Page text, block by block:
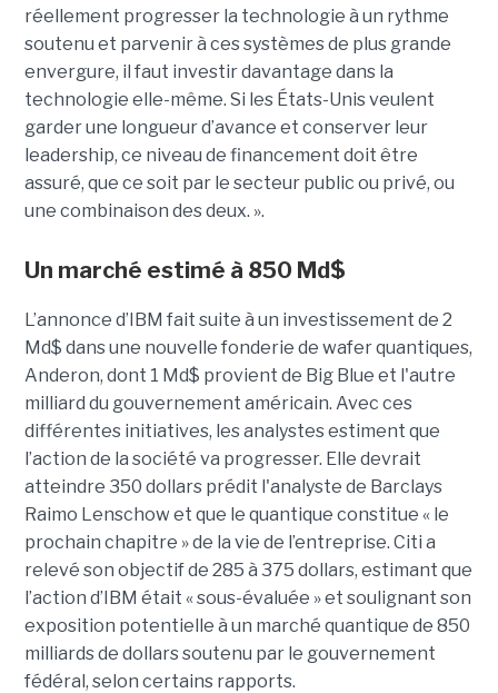
réellement progresser la technologie à un rythme
soutenu et parvenir à ces systèmes de plus grande
envergure, il faut investir davantage dans la
technologie elle-même. Si les États-Unis veulent
garder une longueur d’avance et conserver leur
leadership, ce niveau de financement doit être
assuré, que ce soit par le secteur public ou privé, ou
une combinaison des deux. ».
Un marché estimé à 850 Md$
L’annonce d’IBM fait suite à un investissement de 2
Md$ dans une nouvelle fonderie de wafer quantiques,
Anderon, dont 1 Md$ provient de Big Blue et l'autre
milliard du gouvernement américain. Avec ces
différentes initiatives, les analystes estiment que
l’action de la société va progresser. Elle devrait
atteindre 350 dollars prédit l'analyste de Barclays
Raimo Lenschow et que le quantique constitue « le
prochain chapitre » de la vie de l’entreprise. Citi a
relevé son objectif de 285 à 375 dollars, estimant que
l’action d’IBM était « sous-évaluée » et soulignant son
exposition potentielle à un marché quantique de 850
milliards de dollars soutenu par le gouvernement
fédéral, selon certains rapports.